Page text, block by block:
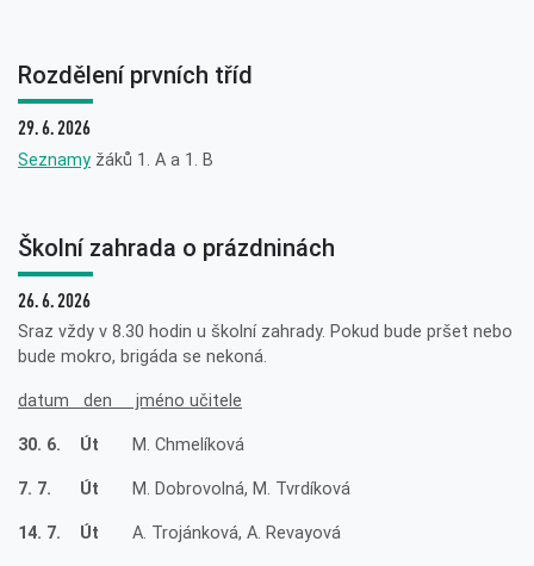
Rozdělení prvních tříd
29. 6. 2026
Seznamy žáků 1. A a 1. B
Školní zahrada o prázdninách
26. 6. 2026
Sraz vždy v 8.30 hodin u školní zahrady. Pokud bude pršet nebo
bude mokro, brigáda se nekoná.
datum den jméno učitele
30. 6. Út M. Chmelíková
7. 7. Út M. Dobrovolná, M. Tvrdíková
14. 7. Út A. Trojánková, A. Revayová